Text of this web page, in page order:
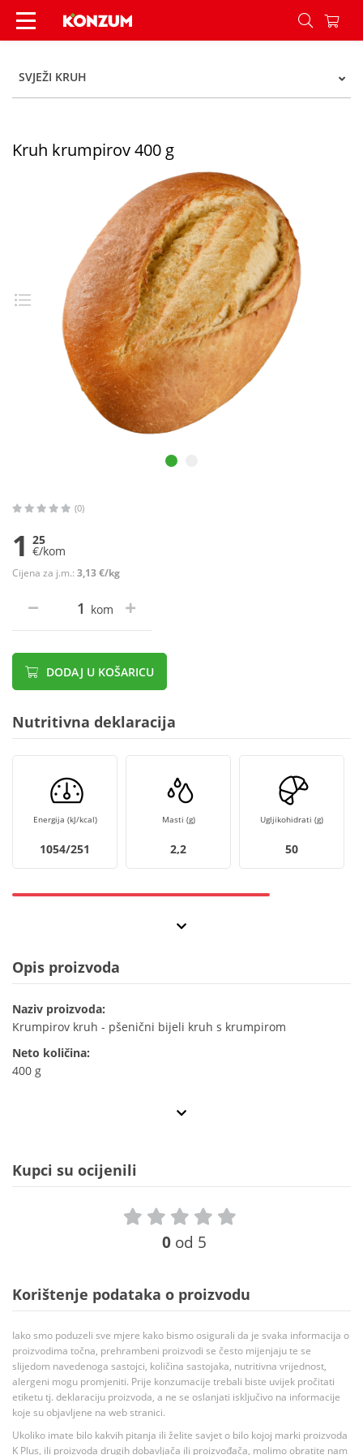
Kruh krumpirov 400 g - Konzum
SVJEŽI KRUH
Kruh krumpirov 400 g
(0)
1 25
€/kom
Cijena za j.m.: 3,13 €/kg
kom
DODAJ U KOŠARICU
Nutritivna deklaracija
Energija (kJ/kcal)
1054/251
Masti (g)
2,2
Ugljikohidrati (g)
50
Opis proizvoda
Naziv proizvoda:
Krumpirov kruh - pšenični bijeli kruh s krumpirom
Neto količina:
400 g
Kupci su ocijenili
0 od 5
Korištenje podataka o proizvodu
Iako smo poduzeli sve mjere kako bismo osigurali da je svaka informacija o
proizvodima točna, prehrambeni proizvodi se često mijenjaju te se
slijedom navedenoga sastojci, količina sastojaka, nutritivna vrijednost,
alergeni mogu promjeniti. Prije konzumacije trebali biste uvijek pročitati
etiketu tj. deklaraciju proizvoda, a ne se oslanjati isključivo na informacije
koje su objavljene na web stranici.
Ukoliko imate bilo kakvih pitanja ili želite savjet o bilo kojoj marki proizvoda
K Plus, ili proizvoda drugih dobavljača ili proizvođača, molimo obratite nam